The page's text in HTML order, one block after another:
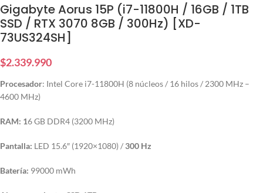
Gigabyte Aorus 15P (i7-11800H / 16GB / 1TB
SSD / RTX 3070 8GB / 300Hz) [XD-
73US324SH]
$2.339.990
Procesador: Intel Core i7-11800H (8 núcleos / 16 hilos / 2300 MHz –
4600 MHz)
RAM: 16 GB DDR4 (3200 MHz)
Pantalla: LED 15.6″ (1920×1080) /300 Hz
Batería: 99000 mWh